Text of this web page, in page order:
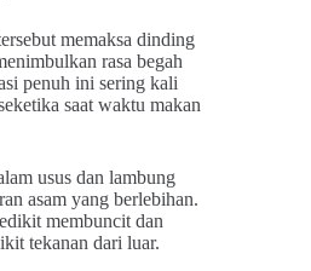
memaksa dinding
rasa begah
penuh ini sering kali
saat waktu makan
usus dan lambung
asam yang berlebihan.
membuncit dan
tekanan dari luar.